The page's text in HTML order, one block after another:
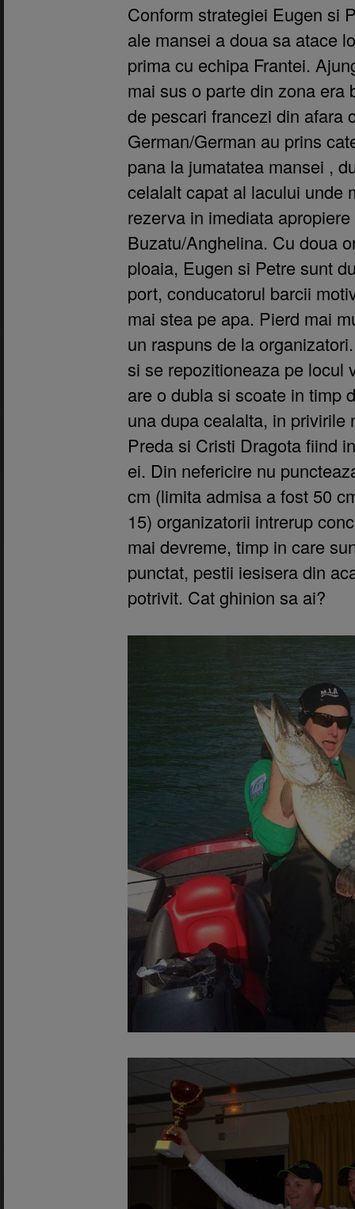
Conform strategiei Eugen si
ale mansei a doua sa atace
prima cu echipa Frantei.
mai sus o parte din zona era
de pescari francezi din afara
German/German au prins
pana la jumatatea mansei ,
celalalt capat al lacului unde
rezerva in imediata
Buzatu/Anghelina. Cu doua
ploaia, Eugen si Petre sunt
port, conducatorul barcii
mai stea pe apa. Pierd mai
un raspuns de la
si se repozitioneaza pe locul
are o dubla si scoate in timp
una dupa cealalta, in privirile
Preda si Cristi Dragota fiind
ei. Din nefericire nu
cm (limita admisa a fost 50
15) organizatorii intrerup
mai devreme, timp in care
punctat, pestii iesisera din
potrivit. Cat ghinion sa ai?